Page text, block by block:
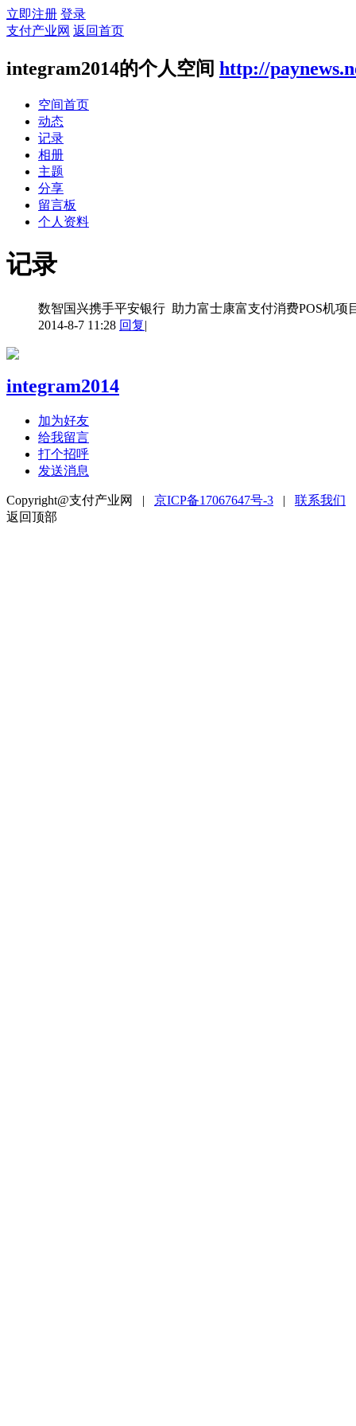
立即注册 登录
支付产业网 返回首页
integram2014的个人空间 http://
空间首页
动态
记录
相册
主题
分享
留言板
个人资料
记录
数智国兴携手平安银行 助力富士康富支付消费POS机项
2014-8-7 11:28 回复|
integram2014
加为好友
给我留言
打个招呼
发送消息
Copyright@支付产业网 | 京ICP备17067647号-3 | 联系我们
返回顶部